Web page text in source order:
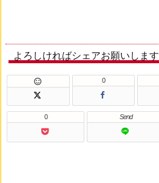
よろしければシェアお願いします
 0
0 Send